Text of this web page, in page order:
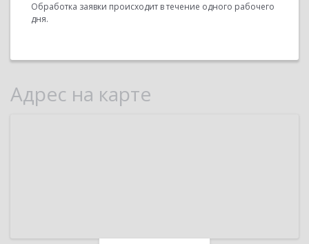
Обработка заявки происходит в течение одного рабочего
дня.
Адрес на карте